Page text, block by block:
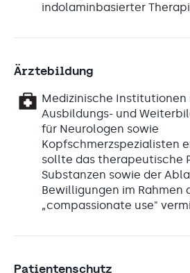
indolaminbasierter
Ärztebildung
Medizinische Institutionen
Ausbildungs- und
für Neurologen sowie
Kopfschmerzspezialisten
sollte das therapeutische
Substanzen sowie der
Bewilligungen im Rahmen
„compassionate use"
Patientenschutz